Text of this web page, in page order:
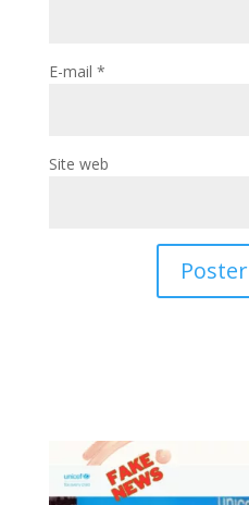
E-mail *
Site web